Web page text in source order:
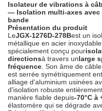
Isolateur de vibrations à
— Isolation multi-axes avec
bande
Présentation du produit
LeJGX-1276D-278Best un
métallique en acier
spécialement conçu pour
directionsà travers unlarge
fréquence . Son âme de
est serrée symétriquement
alliage d'aluminium usinées
d'isolation robuste
manière fiable depuis-70°C à
élastomère qui se dégrade